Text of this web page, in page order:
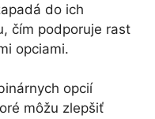
do ich
čím podporuje rast
opciami.
opcií
môžu zlepšiť